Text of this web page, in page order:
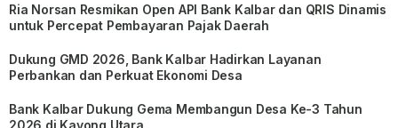
Ria Norsan Resmikan Open API Bank Kalbar dan QRIS Dinamis
untuk Percepat Pembayaran Pajak Daerah
Dukung GMD 2026, Bank Kalbar Hadirkan Layanan
Perbankan dan Perkuat Ekonomi Desa
Bank Kalbar Dukung Gema Membangun Desa Ke-3 Tahun
2026 di Kayong Utara